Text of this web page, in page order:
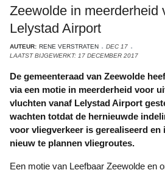
Zeewolde in meerderheid
Lelystad Airport
AUTEUR: RENE VERSTRATEN
DEC 17
LAATST BIJGEWERKT: 17 DECEMBER 2017
De gemeenteraad van Zeewolde heeft donderdagavond jl.
via een motie in meerderheid voor
vluchten vanaf Lelystad Airport
wachten totdat de hernieuwde
voor vliegverkeer is gerealiseerd en
nieuw te plannen vliegroutes.
Een motie van Leefbaar Zeewolde en ondersteund door de